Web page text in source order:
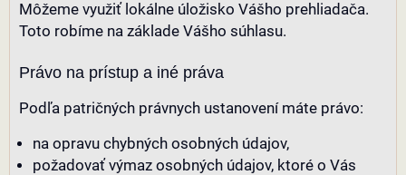
Môžeme využiť lokálne úložisko Vášho prehliadača.
Toto robíme na základe Vášho súhlasu.
Právo na prístup a iné práva
Podľa patričných právnych ustanovení máte právo:
na opravu chybných osobných údajov,
požadovať výmaz osobných údajov, ktoré o Vás